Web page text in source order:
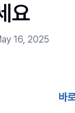
요
16, 2025
바